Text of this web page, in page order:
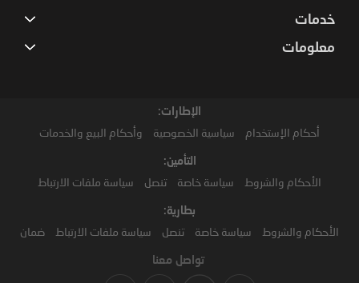
خدمات
معلومات
الإطارات:
أحكام الإستخدام سياسية الخصوصية وأحكام البيع والخدمات
التأمين:
الأحكام والشروط سياسة خاصة تنصل سياسة ملفات الارتباط
بطارية:
الأحكام والشروط سياسة خاصة تنصل سياسة ملفات الارتباط ضمان
تواصل معنا